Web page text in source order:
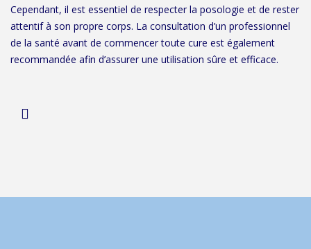
Cependant, il est essentiel de respecter la posologie et de rester
attentif à son propre corps. La consultation d’un professionnel
de la santé avant de commencer toute cure est également
recommandée afin d’assurer une utilisation sûre et efficace.